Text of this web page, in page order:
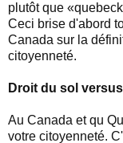
plutôt que
Ceci brise d'abord
Canada sur la
citoyenneté.
Droit du sol
Au Canada et qu
votre citoyenneté.